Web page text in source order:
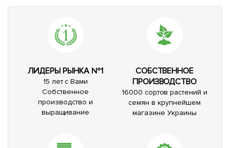
ЛИДЕРЫ РЫНКА №1
15 лет с Вами
Собственное
производство и
выращивание
СОБСТВЕННОЕ
ПРОИЗВОДСТВО
16000 сортов растений и
семян в крупнейшем
магазине Украины